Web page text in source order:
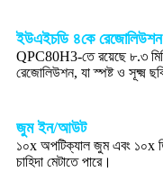
ইউএইচডি ৪কে রেজোলিউশন
QPC80H3-তে রয়েছে ৮.৩
রেজোলিউশন, যা স্পষ্ট ও সূক্ষ্ম
জুম ইন/আউট
১০x অপটিক্যাল জুম এবং ১০x
চাহিদা মেটাতে পারে।